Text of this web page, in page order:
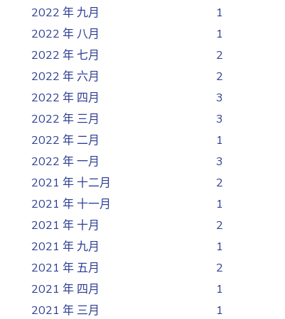
2022 年 九月
1
2022 年 八月
1
2022 年 七月
2
2022 年 六月
2
2022 年 四月
3
2022 年 三月
3
2022 年 二月
1
2022 年 一月
3
2021 年 十二月
2
2021 年 十一月
1
2021 年 十月
2
2021 年 九月
1
2021 年 五月
2
2021 年 四月
1
2021 年 三月
1